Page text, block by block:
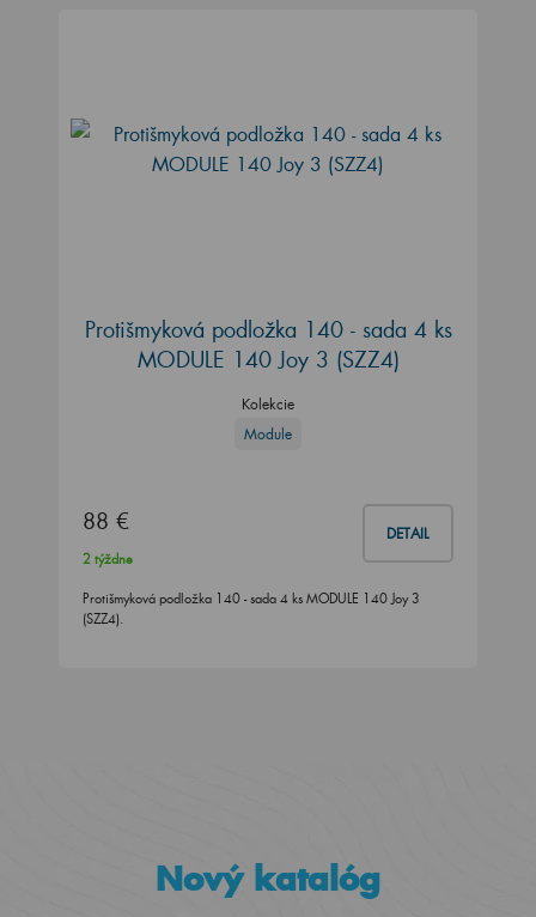
Protišmyková podložka 140 - sada 4 ks
MODULE 140 Joy 3 (SZZ4)
Kolekcie
Module
88 € DETAIL
2 týždne
Protišmyková podložka 140 - sada 4 ks MODULE 140 Joy 3
(SZZ4).
Nový katalóg